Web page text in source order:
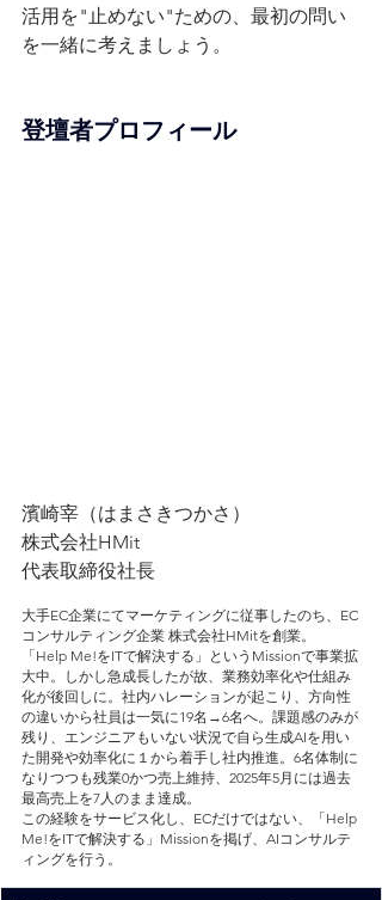
活用を"止めない"ための、最初の問い
を一緒に考えましょう。
登壇者プロフィール
濱崎宰（はまさきつかさ）
株式会社HMit
代表取締役社長
大手EC企業にてマーケティングに従事したのち、EC
コンサルティング企業 株式会社HMitを創業。
「Help Me!をITで解決する」というMissionで事業拡
大中。しかし急成長したが故、業務効率化や仕組み
化が後回しに。社内ハレーションが起こり、方向性
の違いから社員は一気に19名→6名へ。課題感のみが
残り、エンジニアもいない状況で自ら生成AIを用い
た開発や効率化に１から着手し社内推進。6名体制に
なりつつも残業0かつ売上維持、2025年5月には過去
最高売上を7人のまま達成。
この経験をサービス化し、ECだけではない、「Help
Me!をITで解決する」Missionを掲げ、AIコンサルテ
ィングを行う。